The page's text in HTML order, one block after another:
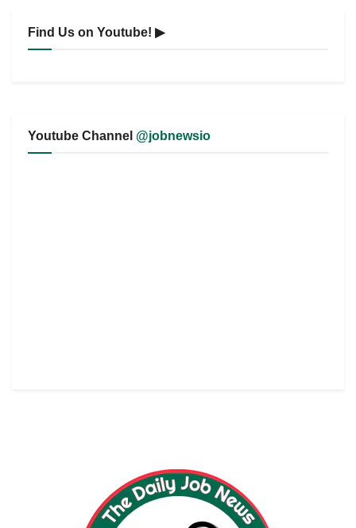
Find Us on Youtube! ▶
Youtube Channel @jobnewsio